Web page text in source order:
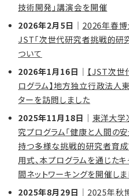
技術開発」講演会を開催
2026年2月5日 ｜ 2026年春
JST「次世代研究者挑戦的研
ついて
2026年1月16日 ｜ 【JST次
ログラム】地方独立行政法人
ターを訪問しました
2025年11月18日 ｜ 東洋大
究プログラム「健康と人間の
持つ多様な挑戦的研究者育成
用式、本プログラムを通じた
間ネットワーキングを開催し
2025年8月29日 ｜ 2025年秋